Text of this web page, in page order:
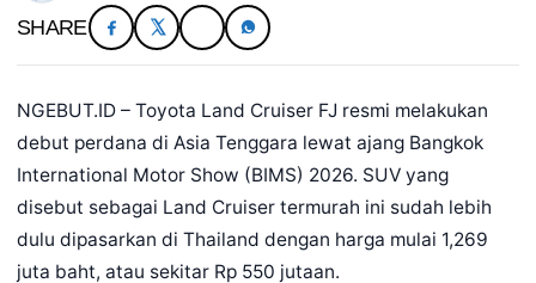
SHARE
NGEBUT.ID – Toyota Land Cruiser FJ resmi melakukan
debut perdana di Asia Tenggara lewat ajang Bangkok
International Motor Show (BIMS) 2026. SUV yang
disebut sebagai Land Cruiser termurah ini sudah lebih
dulu dipasarkan di Thailand dengan harga mulai 1,269
juta baht, atau sekitar Rp 550 jutaan.